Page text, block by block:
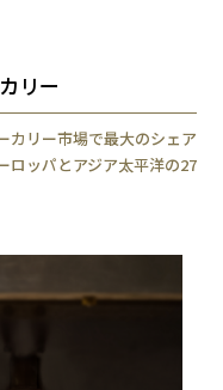
リー
カリー市場で最大のシェア
ッパとアジア太平洋の27